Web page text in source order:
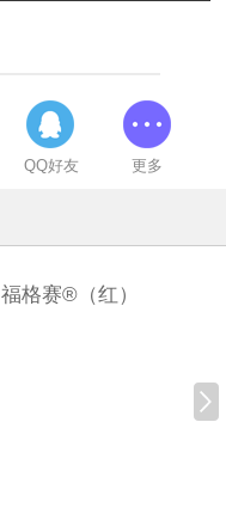
QQ好友 更多
福格赛®（红）